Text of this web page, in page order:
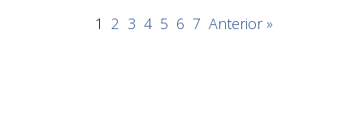
1 2 3 4 5 6 7 Anterior »